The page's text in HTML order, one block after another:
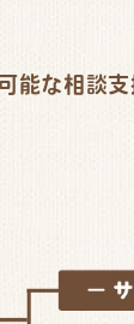
能な相談